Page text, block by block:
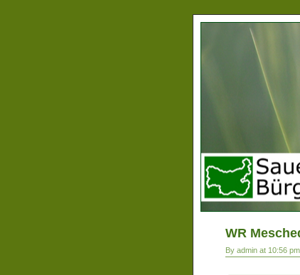
WR
By admin at 10:56